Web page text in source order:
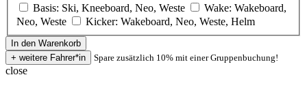
Basis: Ski, Kneeboard, Neo, Weste
Wake: Wakeboard,
Neo, Weste
Kicker: Wakeboard, Neo, Weste, Helm
Spare zusätzlich 10% mit einer Gruppenbuchung!
close